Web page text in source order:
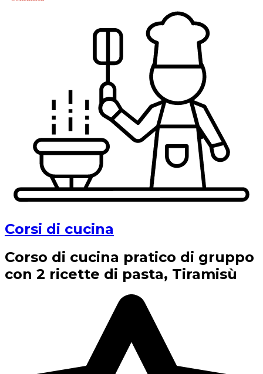
Corsi di cucina
Corso di cucina pratico di gruppo
con 2 ricette di pasta, Tiramisù